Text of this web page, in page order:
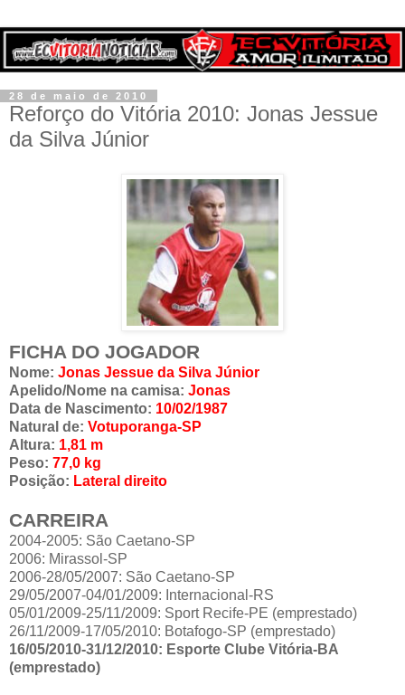
28 de maio de 2010
Reforço do Vitória 2010: Jonas Jessue
da Silva Júnior
FICHA DO JOGADOR
Nome: Jonas Jessue da Silva Júnior
Apelido/Nome na camisa: Jonas
Data de Nascimento: 10/02/1987
Natural de: Votuporanga-SP
Altura: 1,81 m
Peso: 77,0 kg
Posição: Lateral direito
CARREIRA
2004-2005: São Caetano-SP
2006: Mirassol-SP
2006-28/05/2007: São Caetano-SP
29/05/2007-04/01/2009: Internacional-RS
05/01/2009-25/11/2009: Sport Recife-PE (emprestado)
26/11/2009-17/05/2010: Botafogo-SP (emprestado)
16/05/2010-31/12/2010: Esporte Clube Vitória-BA
(emprestado)